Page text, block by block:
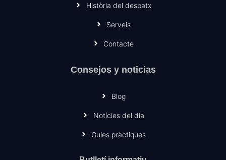
Història del despatx
Serveis
Contacte
Consejos y noticias
Blog
Notícies del dia
Guies pràctiques